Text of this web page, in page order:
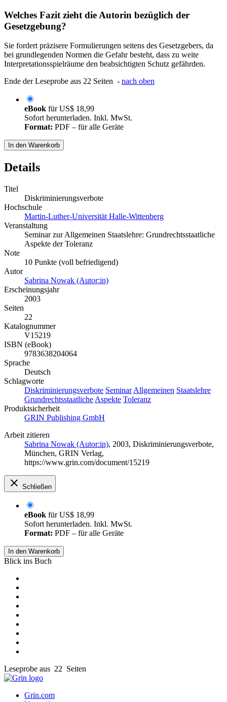
Welches Fazit zieht die Autorin bezüglich der
Gesetzgebung?
Sie fordert präzisere Formulierungen seitens des Gesetzgebers, da
bei grundlegenden Normen die Gefahr besteht, dass zu weite
Interpretationsspielräume den beabsichtigten Schutz gefährden.
Ende der Leseprobe aus 22 Seiten - nach oben
eBook fürUS$ 18,99
Sofort herunterladen. Inkl. MwSt.
Format: PDF – für alle Geräte
In den Warenkorb
Details
Titel
Diskriminierungsverbote
Hochschule
Martin-Luther-Universität Halle-Wittenberg
Veranstaltung
Seminar zur Allgemeinen Staatslehre: Grundrechtsstaatliche
Aspekte der Toleranz
Note
10 Punkte (voll befriedigend)
Autor
Sabrina Nowak (Autor:in)
Erscheinungsjahr
2003
Seiten
22
Katalognummer
V15219
ISBN (eBook)
9783638204064
Sprache
Deutsch
Schlagworte
Diskriminierungsverbote Seminar Allgemeinen Staatslehre
Grundrechtsstaatliche Aspekte Toleranz
Produktsicherheit
GRIN Publishing GmbH
Arbeit zitieren
Sabrina Nowak (Autor:in), 2003, Diskriminierungsverbote,
München, GRIN Verlag,
https://www.grin.com/document/15219
Schließen
eBook fürUS$ 18,99
Sofort herunterladen. Inkl. MwSt.
Format: PDF – für alle Geräte
In den Warenkorb
Blick ins Buch
Leseprobe aus 22 Seiten
Grin.com